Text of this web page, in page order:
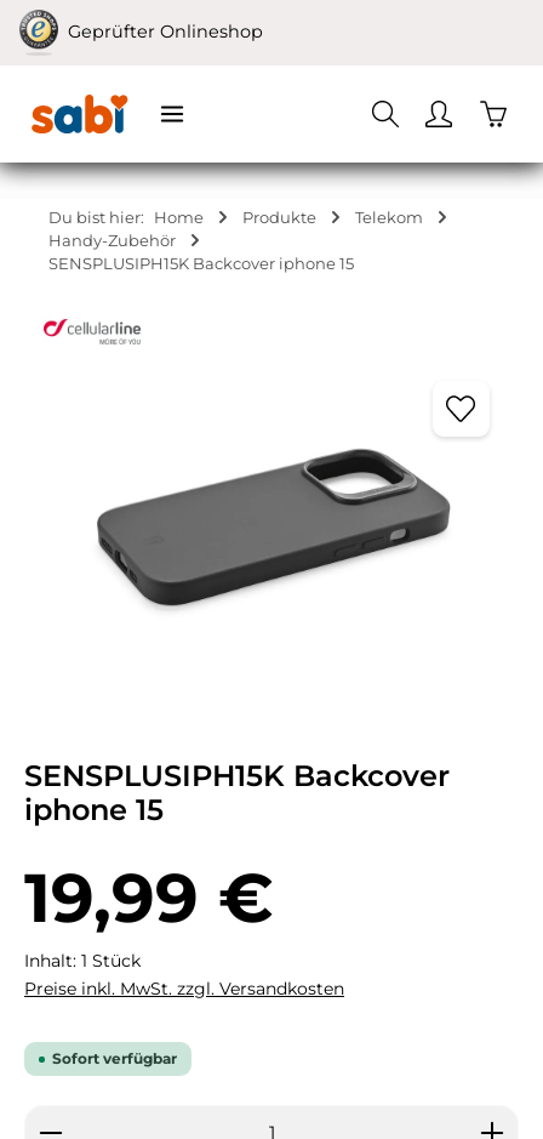
Zum Hauptinhalt springen
Geprüfter Onlineshop
Du bist hier: Home Produkte
Telekom
Handy-Zubehör
SENSPLUSIPH15K Backcover iphone 15
SENSPLUSIPH15K Backcover
iphone 15
19,99 €
Inhalt: 1 Stück
Preise inkl. MwSt. zzgl. Versandkosten
Sofort verfügbar
Produkt Anzahl: Gib den gewünschten Wert